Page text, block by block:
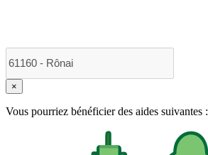
×
Vous pourriez bénéficier des aides suivantes :